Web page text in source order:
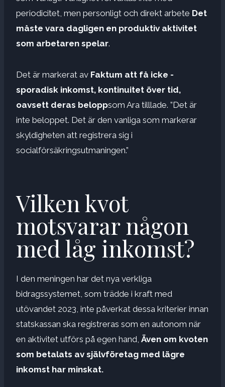
periodicitet, men personligt och direkt arbete Det
måste vara dagligen en produktiv aktivitet
som arbetaren spelar.
Det är markerat av Faktum att få icke -
sporadisk inkomst, kontinuitet över tid,
oavsett deras beloppsom Ara tilllade. ”Det är
inte beloppet. Det är den vanliga som markerar
skyldigheten att registrera sig i
socialförsäkringsutmaningen.”
Vilken kvot
motsvarar någon
med låg inkomst?
I den meningen har det nya verkliga
bidragssystemet, som trädde i kraft med
utövandet 2023, inte påverkat dessa kriterier innan
statskassan ska registreras som en autonom när
en aktivitet utförs på egen hand, Även om kvoten
som betalats av självföretag med lägre
inkomst har minskat.